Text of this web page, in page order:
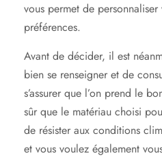
vous permet de
préférences.
Avant de décider, il est
bien se renseigner et de
s’assurer que l’on prend le
sûr que le matériau choisi
de résister aux conditions
et vous voulez également